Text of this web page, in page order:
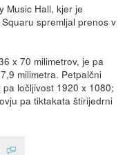
Music Hall, kjer je
spremljal prenos v
x 70 milimetrov, je pa
milimetra. Petpalčni
ločljivost 1920 x 1080;
pa tiktakata štirijedrni